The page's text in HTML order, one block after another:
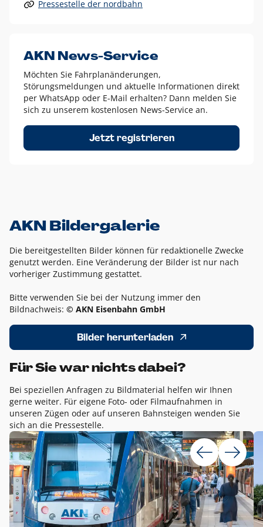
Alle anderen Logo-Varianten dürfen nur in Ausnahmefällen
Diese Ausnahmen sind zum Beispiel:
dem AKN Blau,
weißes Logo auf Fotohintergründen,
schwarzes Logo für reine Schwarz-Weiß-Umsetzungen
Um das Logo herum muss ein Schutzraum von jeweils einer
Höhe bzw. Breite des N aus AKN in alle Richtungen
Pressestelle der nordbahn
AKN News-Service
Möchten Sie Fahrplanänderungen,
Störungsmeldungen und aktuelle Informationen direkt
per WhatsApp oder E-Mail erhalten? Dann melden Sie
sich zu unserem kostenlosen News-Service an.
Jetzt registrieren
AKN Bildergalerie
Die bereitgestellten Bilder können für redaktionelle Zwecke
genutzt werden. Eine Veränderung der Bilder ist nur nach
vorheriger Zustimmung gestattet.
Bitte verwenden Sie bei der Nutzung immer den
Bildnachweis: © AKN Eisenbahn GmbH
Bilder herunterladen
Für Sie war nichts dabei?
Bei speziellen Anfragen zu Bildmaterial helfen wir Ihnen
gerne weiter. Für eigene Foto- oder Filmaufnahmen in
unseren Zügen oder auf unseren Bahnsteigen wenden Sie
sich an die Pressestelle.